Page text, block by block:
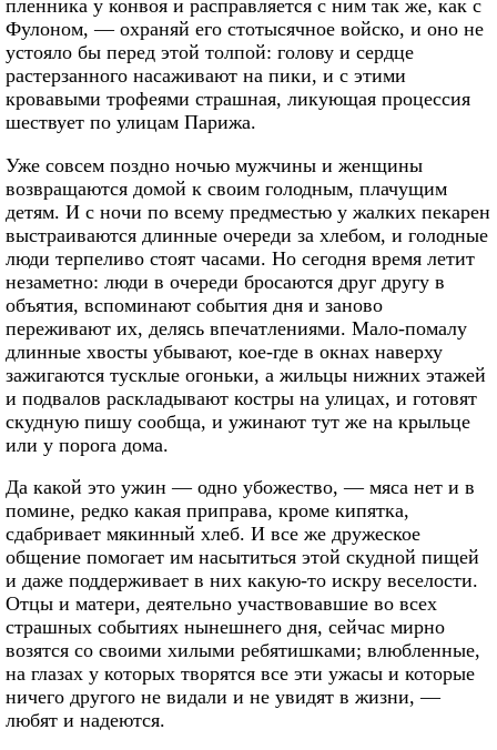
пленника у конвоя и расправляется с ним так же, как с
Фулоном, — охраняй его стотысячное войско, и оно не
устояло бы перед этой толпой: голову и сердце
растерзанного насаживают на пики, и с этими
кровавыми трофеями страшная, ликующая процессия
шествует по улицам Парижа.
Уже совсем поздно ночью мужчины и женщины
возвращаются домой к своим голодным, плачущим
детям. И с ночи по всему предместью у жалких пекарен
выстраиваются длинные очереди за хлебом, и голодные
люди терпеливо стоят часами. Но сегодня время летит
незаметно: люди в очереди бросаются друг другу в
объятия, вспоминают события дня и заново
переживают их, делясь впечатлениями. Мало-помалу
длинные хвосты убывают, кое-где в окнах наверху
зажигаются тусклые огоньки, а жильцы нижних этажей
и подвалов раскладывают костры на улицах, и готовят
скудную пишу сообща, и ужинают тут же на крыльце
или у порога дома.
Да какой это ужин — одно убожество, — мяса нет и в
помине, редко какая приправа, кроме кипятка,
сдабривает мякинный хлеб. И все же дружеское
общение помогает им насытиться этой скудной пищей
и даже поддерживает в них какую-то искру веселости.
Отцы и матери, деятельно участвовавшие во всех
страшных событиях нынешнего дня, сейчас мирно
возятся со своими хилыми ребятишками; влюбленные,
на глазах у которых творятся все эти ужасы и которые
ничего другого не видали и не увидят в жизни, —
любят и надеются.